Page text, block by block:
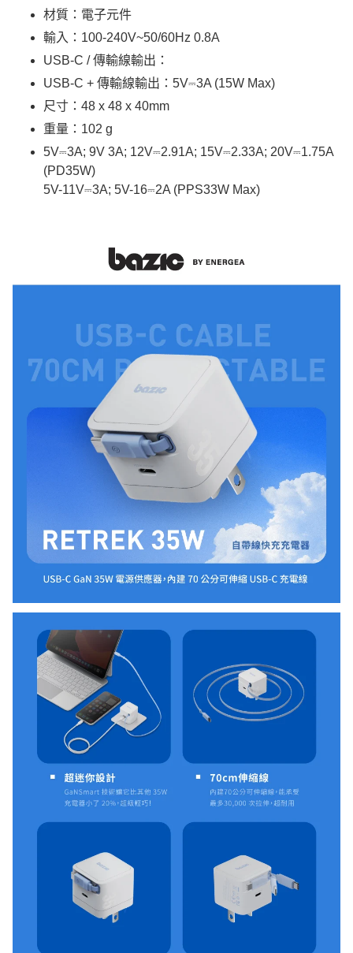
材質：電子元件
輸入：100-240V~50/60Hz 0.8A
USB-C / 傳輸線輸出：
USB-C + 傳輸線輸出：5V⎓3A (15W Max)
尺寸：48 x 48 x 40mm
重量：102 g
5V⎓3A; 9V 3A; 12V⎓2.91A; 15V⎓2.33A; 20V⎓1.75A
(PD35W)
5V-11V⎓3A; 5V-16⎓2A (PPS33W Max)